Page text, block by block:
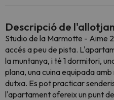
Descripció de
Studio de la Marmotte - Aime
accés a peu de pista.
la muntanya, i té 1 dormitori,
plana, una cuina equipada
dutxa. Es pot practicar
l'apartament ofereix un punt